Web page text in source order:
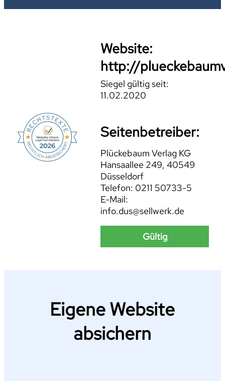
Website:
http://
Siegel gültig seit:
11.02.2020
Seitenbetreiber:
Plückebaum Verlag KG
Hansaallee 249, 40549
Düsseldorf
Telefon: 0211 50733-5
E-Mail:
info.dus@sellwerk.de
Gültig
Eigene Website
absichern